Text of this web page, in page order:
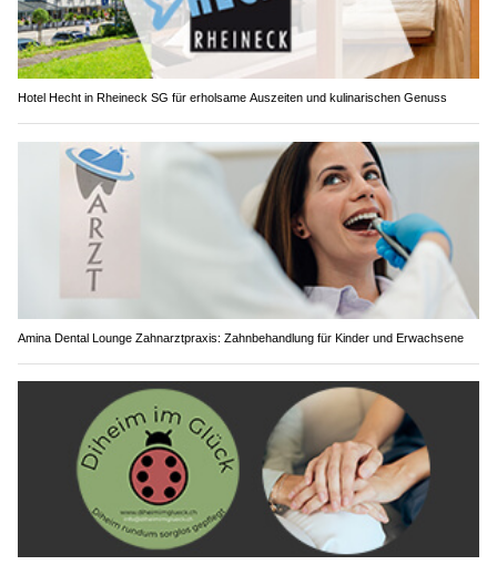
Hotel Hecht in Rheineck SG für erholsame Auszeiten und kulinarischen Genuss
Amina Dental Lounge Zahnarztpraxis: Zahnbehandlung für Kinder und Erwachsene